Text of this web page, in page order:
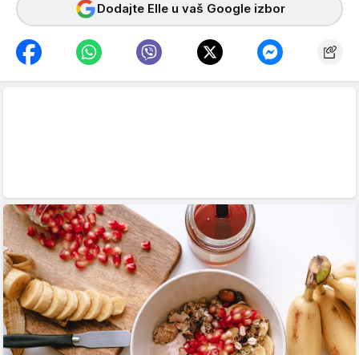
Dodajte Elle u vaš Google izbor